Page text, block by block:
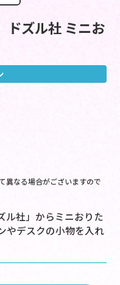
ドズル社 ミニお
異なる場合がございますので
ル社」からミニおりた
やデスクの小物を入れ